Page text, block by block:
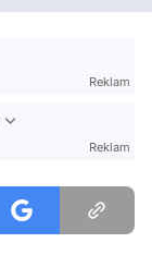
Reklam
Reklam